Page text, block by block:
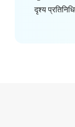
दृश्य